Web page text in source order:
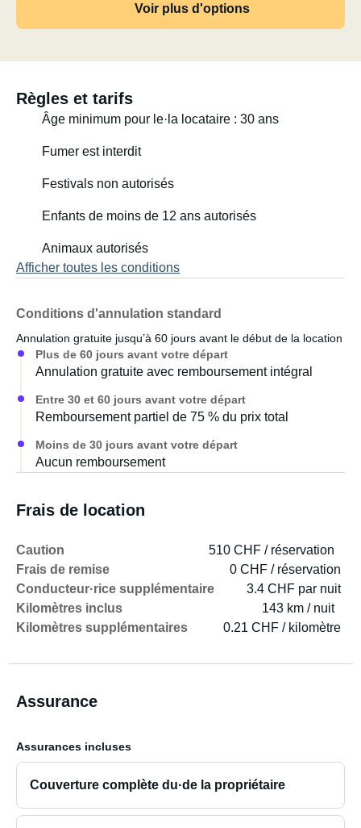
Voir plus d'options
Règles et tarifs
Âge minimum pour le·la locataire : 30 ans
Fumer est interdit
Festivals non autorisés
Enfants de moins de 12 ans autorisés
Animaux autorisés
Afficher toutes les conditions
Conditions d'annulation standard
Annulation gratuite jusqu’à 60 jours avant le début de la location
Plus de 60 jours avant votre départ
Annulation gratuite avec remboursement intégral
Entre 30 et 60 jours avant votre départ
Remboursement partiel de 75 % du prix total
Moins de 30 jours avant votre départ
Aucun remboursement
Frais de location
Caution
510 CHF / réservation
Frais de remise
0 CHF / réservation
Conducteur·rice supplémentaire
3.4 CHF par nuit
Kilomètres inclus
143 km / nuit
Kilomètres supplémentaires
0.21 CHF / kilomètre
Assurance
Assurances incluses
Couverture complète du·de la propriétaire